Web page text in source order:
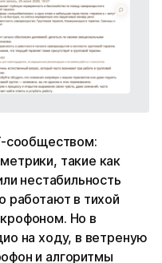
сообществом:
такие как
нестабильность
работают в тихой
Но в
на ходу, в ветреную
и алгоритмы